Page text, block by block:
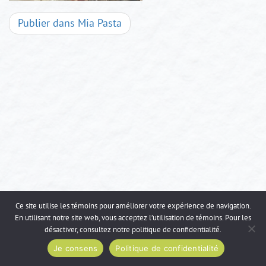
Navigation
Publier dans Mia Pasta
Ce site utilise les témoins pour améliorer votre expérience de navigation.
En utilisant notre site web, vous acceptez l’utilisation de témoins. Pour les
désactiver, consultez notre politique de confidentialité.
Je consens
Politique de confidentialité